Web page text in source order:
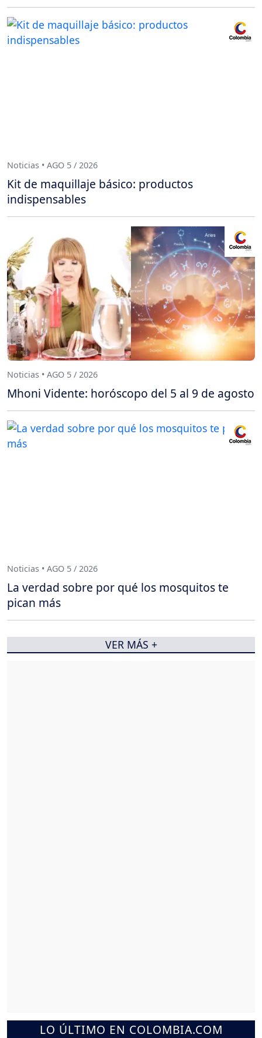
LO ÚLTIMO EN COLOMBIA.COM
Noticias • AGO 5 / 2026
Kit de maquillaje básico: productos
indispensables
Noticias • AGO 5 / 2026
Mhoni Vidente: horóscopo del 5 al 9 de agosto
Noticias • AGO 5 / 2026
La verdad sobre por qué los mosquitos te
pican más
VER MÁS +